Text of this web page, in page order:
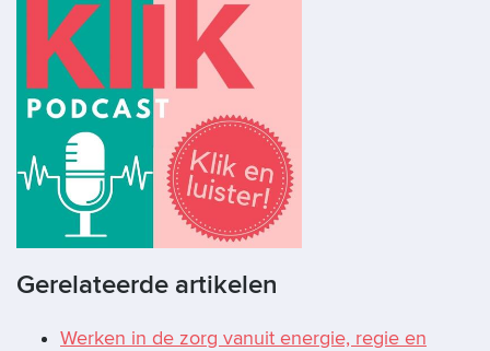
Gerelateerde artikelen
Werken in de zorg vanuit energie, regie en